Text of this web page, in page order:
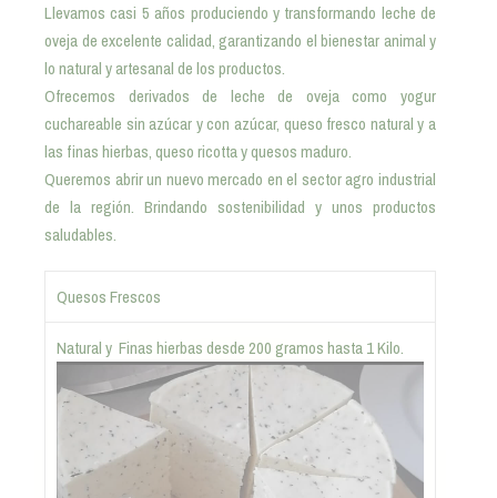
Llevamos casi 5 años produciendo y transformando leche de
oveja de excelente calidad, garantizando el bienestar animal y
lo natural y artesanal de los productos.
Ofrecemos derivados de leche de oveja como yogur
cuchareable sin azúcar y con azúcar, queso fresco natural y a
las finas hierbas, queso ricotta y quesos maduro.
Queremos abrir un nuevo mercado en el sector agro industrial
de la región. Brindando sostenibilidad y unos productos
saludables.
Quesos Frescos
Natural y Finas hierbas desde 200 gramos hasta 1 Kilo.